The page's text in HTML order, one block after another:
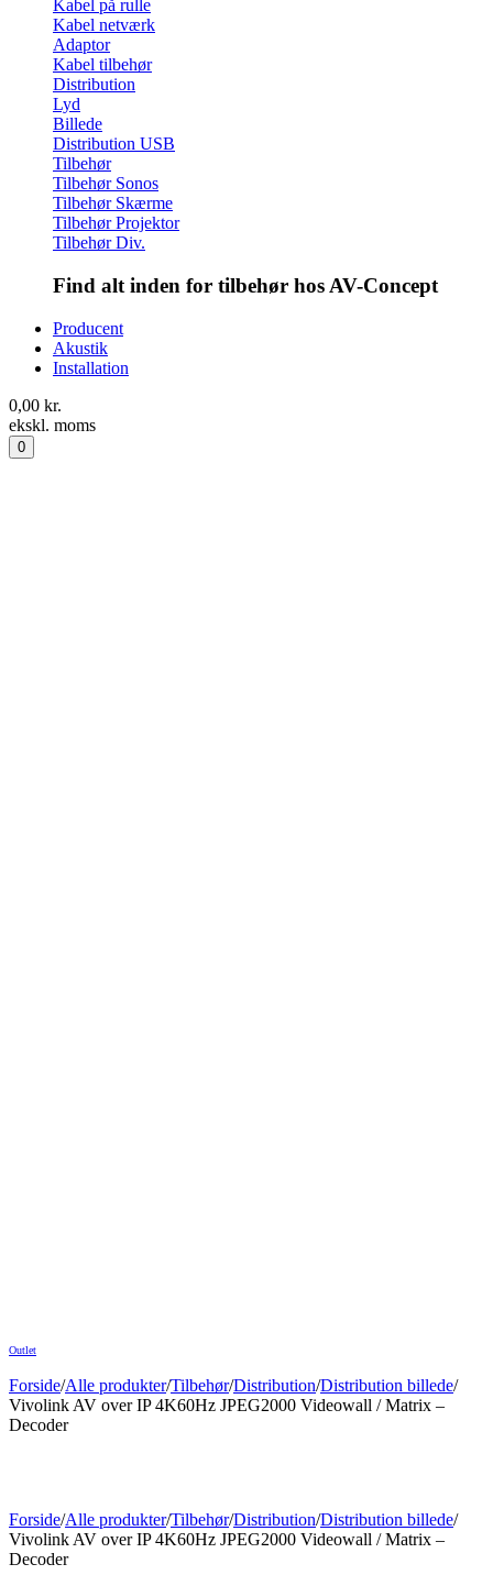
Kabel på rulle
Kabel netværk
Adaptor
Kabel tilbehør
Distribution
Lyd
Billede
Distribution USB
Tilbehør
Tilbehør Sonos
Tilbehør Skærme
Tilbehør Projektor
Tilbehør Div.
Find alt inden for tilbehør hos AV-Concept
Producent
Akustik
Installation
0,00 kr.
ekskl. moms
0
Outlet
Forside/Alle produkter/Tilbehør/Distribution/Distribution billede/
Vivolink AV over IP 4K60Hz JPEG2000 Videowall / Matrix –
Decoder
Forside/Alle produkter/Tilbehør/Distribution/Distribution billede/
Vivolink AV over IP 4K60Hz JPEG2000 Videowall / Matrix –
Decoder